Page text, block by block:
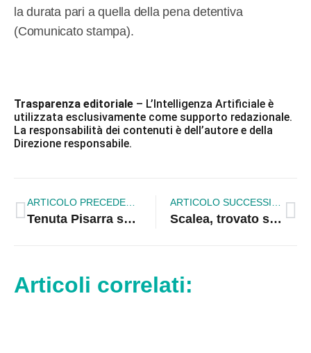
la durata pari a quella della pena detentiva
(Comunicato stampa).
Trasparenza editoriale – L’Intelligenza Artificiale è
utilizzata esclusivamente come supporto redazionale.
La responsabilità dei contenuti è dell’autore e della
Direzione responsabile.
Tenuta Pisarra sul tetto dei Vini Arbëreshë: medaglia d’oro e Premio Vakaricia 2026 Scalea, trovato senza vita il giovane scomparso in mare: cordoglio della comunità
Articoli correlati: